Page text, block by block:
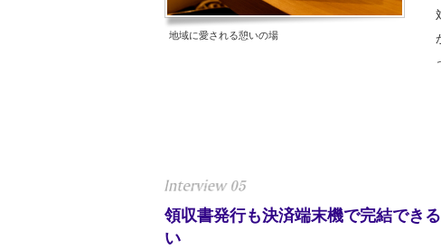
地域に愛される憩いの場
領収書発行も決済端末機で完結でき
い